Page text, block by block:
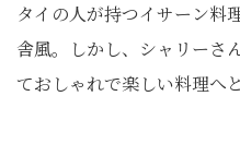
タイの人が持つイサーン料
舎風。しかし、シャリーさ
ておしゃれで楽しい料理へ